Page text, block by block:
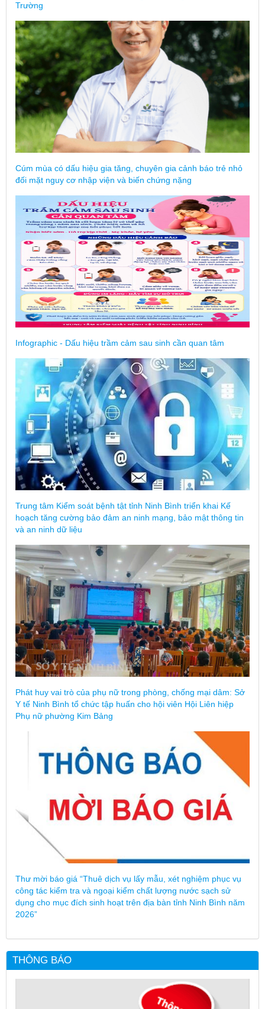
Trường
Cúm mùa có dấu hiệu gia tăng, chuyên gia cảnh báo trẻ nhỏ
đối mặt nguy cơ nhập viện và biến chứng nặng
Infographic - Dấu hiệu trầm cảm sau sinh cần quan tâm
Trung tâm Kiểm soát bệnh tật tỉnh Ninh Bình triển khai Kế
hoạch tăng cường bảo đảm an ninh mạng, bảo mật thông tin
và an ninh dữ liệu
Phát huy vai trò của phụ nữ trong phòng, chống mại dâm: Sở
Y tế Ninh Bình tổ chức tập huấn cho hội viên Hội Liên hiệp
Phụ nữ phường Kim Bảng
Thư mời báo giá “Thuê dịch vụ lấy mẫu, xét nghiệm phục vụ
công tác kiểm tra và ngoại kiểm chất lượng nước sạch sử
dụng cho mục đích sinh hoạt trên địa bàn tỉnh Ninh Bình năm
2026”
THÔNG BÁO